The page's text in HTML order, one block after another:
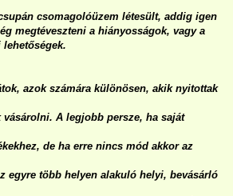
csomagolóüzem létesült, addig igen
megtéveszteni a hiányosságok, vagy a
azok számára különösen, akik nyitottak
A legjobb persze, ha saját
de ha erre nincs mód akkor az
egyre több helyen alakuló helyi, bevásárló